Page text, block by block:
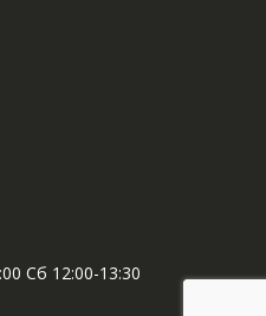
Сб 12:00-13:30